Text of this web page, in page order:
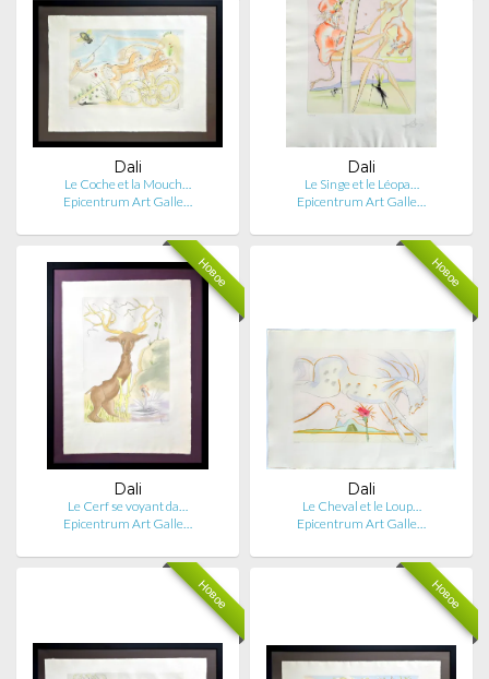
Dali
Le Coche et la Mouch…
Epicentrum Art Galle…
Dali
Le Singe et le Léopa…
Epicentrum Art Galle…
Новое
Dali
Le Cerf se voyant da…
Epicentrum Art Galle…
Новое
Dali
Le Cheval et le Loup…
Epicentrum Art Galle…
Новое Новое